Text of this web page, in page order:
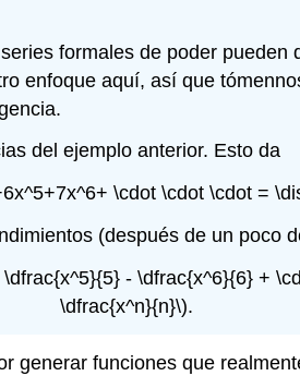
formales de poder
enfoque aquí, así que
del ejemplo anterior. Esto da
\cdot \cdot \cdot =
(después de un poco
- \dfrac{x^6}{6} +
\dfrac{x^n}{n}\).
funciones que